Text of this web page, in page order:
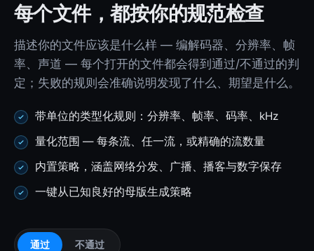
每个文件，都按你的规范检查
描述你的文件应该是什么样 — 编解码器、分辨率、帧
率、声道 — 每个打开的文件都会得到通过/不通过的判
定；失败的规则会准确说明发现了什么、期望是什么。
带单位的类型化规则：分辨率、帧率、码率、kHz
量化范围 — 每条流、任一流，或精确的流数量
内置策略，涵盖网络分发、广播、播客与数字保存
一键从已知良好的母版生成策略
通过 不通过